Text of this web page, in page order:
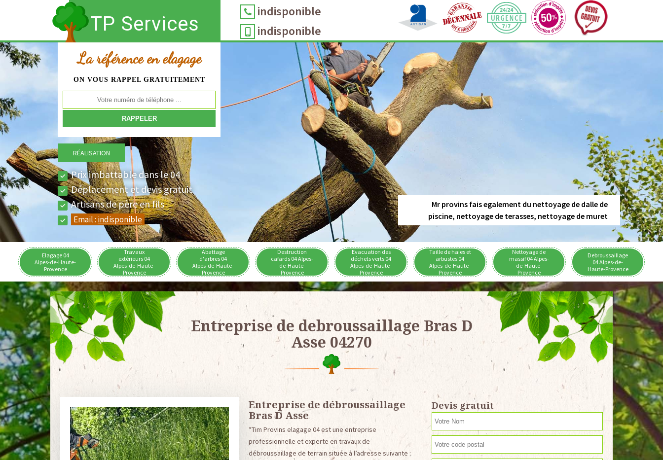
TP Services
indisponible
indisponible
La référence en elagage
ON VOUS RAPPEL GRATUITEMENT
RÉALISATION
Prix imbattable dans le 04
Déplacement et devis gratuit
Artisans de père en fils
Email : indisponible
Mr provins fais egalement du nettoyage de dalle de
piscine, nettoyage de terasses, nettoyage de muret
Elagage 04
Alpes-de-Haute-
Provence
Travaux
extérieurs 04
Alpes-de-Haute-
Provence
Abattage
d'arbres 04
Alpes-de-Haute-
Provence
Destruction
cafards 04 Alpes-
de-Haute-
Provence
Evacuation des
déchets verts 04
Alpes-de-Haute-
Provence
Taille de haies et
arbustes 04
Alpes-de-Haute-
Provence
Nettoyage de
massif 04 Alpes-
de-Haute-
Provence
Debroussaillage
04 Alpes-de-
Haute-Provence
Entreprise de debroussaillage Bras D
Asse 04270
Entreprise de débroussaillage
Bras D Asse
*Tim Provins elagage 04 est une entreprise
professionnelle et experte en travaux de
débroussaillage de terrain située à l’adresse suivante :
Devis gratuit